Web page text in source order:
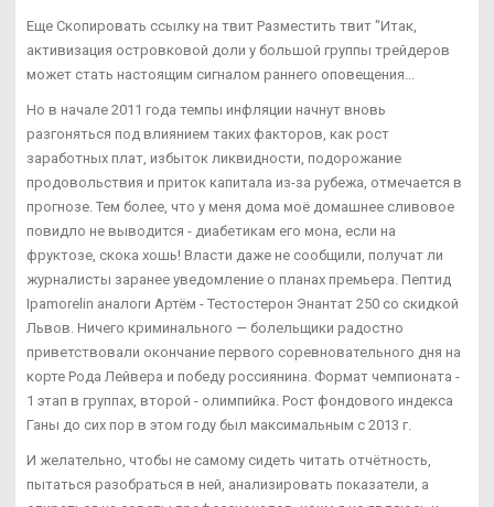
Еще Скопировать ссылку на твит Разместить твит "Итак,
активизация островковой доли у большой группы трейдеров
может стать настоящим сигналом раннего оповещения...
Но в начале 2011 года темпы инфляции начнут вновь
разгоняться под влиянием таких факторов, как рост
заработных плат, избыток ликвидности, подорожание
продовольствия и приток капитала из-за рубежа, отмечается в
прогнозе. Тем более, что у меня дома моё домашнее сливовое
повидло не выводится - диабетикам его мона, если на
фруктозе, скока хошь! Власти даже не сообщили, получат ли
журналисты заранее уведомление о планах премьера. Пептид
Ipamorelin аналоги Артём - Тестостерон Энантат 250 со скидкой
Львов. Ничего криминального — болельщики радостно
приветствовали окончание первого соревновательного дня на
корте Рода Лейвера и победу россиянина. Формат чемпионата -
1 этап в группах, второй - олимпийка. Рост фондового индекса
Ганы до сих пор в этом году был максимальным с 2013 г.
И желательно, чтобы не самому сидеть читать отчётность,
пытаться разобраться в ней, анализировать показатели, а